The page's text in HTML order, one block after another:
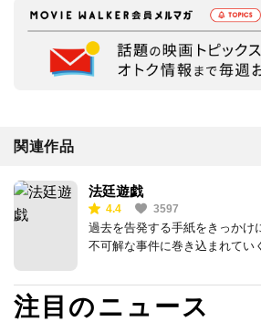
関連作品
法廷遊戯
4.4 3597
過去を告発する手紙をきっかけ
不可解な事件に巻き込まれてい
注目のニュース